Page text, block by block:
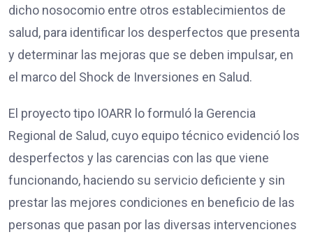
dicho nosocomio entre otros establecimientos de
salud, para identificar los desperfectos que presenta
y determinar las mejoras que se deben impulsar, en
el marco del Shock de Inversiones en Salud.
El proyecto tipo IOARR lo formuló la Gerencia
Regional de Salud, cuyo equipo técnico evidenció los
desperfectos y las carencias con las que viene
funcionando, haciendo su servicio deficiente y sin
prestar las mejores condiciones en beneficio de las
personas que pasan por las diversas intervenciones